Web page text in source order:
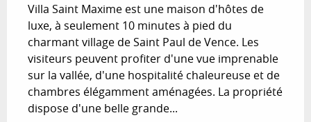
Villa Saint Maxime est une maison d'hôtes de
luxe, à seulement 10 minutes à pied du
charmant village de Saint Paul de Vence. Les
visiteurs peuvent profiter d'une vue imprenable
sur la vallée, d'une hospitalité chaleureuse et de
chambres élégamment aménagées. La propriété
dispose d'une belle grande...